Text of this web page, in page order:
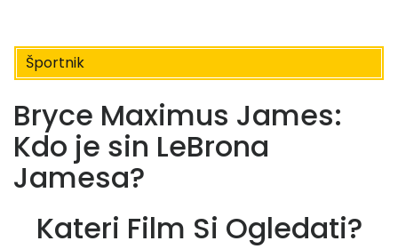
Športnik
Bryce Maximus James:
Kdo je sin LeBrona
Jamesa?
Kateri Film Si Ogledati?